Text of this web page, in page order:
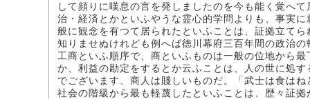
して頻りに嘆息の言を発しましたのを今も能く覚へ
治・経済とかといふやうな霊心的学問よりも、事実
般に観念を有つて居られたといふことは、証拠立て
知りませぬけれども例へば徳川幕府三百年間の政治
工商といふ順序で、商といふものは一般の位地から
か、利益の勘定をするとか云ふことは、人の世に処
でございます、商人は賤しいものだ。「武士は食は
社会の階級から最も軽蔑したといふことは、歴々証